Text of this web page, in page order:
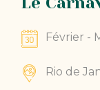
Février -
Rio de